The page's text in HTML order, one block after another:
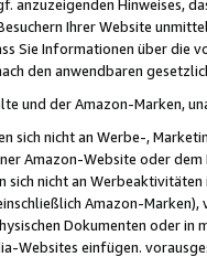
anzuzeigenden Hinweises,
Ihrer Website
Sie Informationen über die
den anwendbaren
und der Amazon-Marken,
sich nicht an Werbe-,
Amazon-Website oder
sich nicht an
Amazon-
Dokumenten oder in
Websites einfügen.